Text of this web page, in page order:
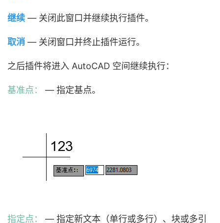
继续 — 关闭此窗口并继续执行插件。
取消 — 关闭窗口并终止插件运行。
之后插件将进入 AutoCAD 空间继续执行：
基准点： — 指定基点。
指定点： — 指定新文本（单行或多行）、块或多引